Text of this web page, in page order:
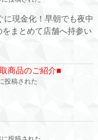
に現金化！早朝でも夜中
まとめて店舗へ持参い
商品のご紹介■
投稿された